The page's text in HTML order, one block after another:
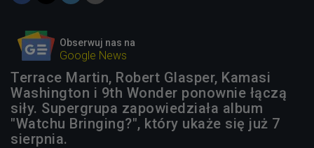
Obserwuj nas na
Google News
Terrace Martin, Robert Glasper, Kamasi
Washington i 9th Wonder ponownie łączą
siły. Supergrupa zapowiedziała album
"Watchu Bringing?", który ukaże się już 7
sierpnia.